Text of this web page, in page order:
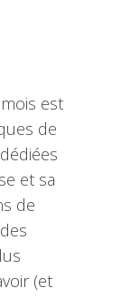
est
de
et sa
de
(et